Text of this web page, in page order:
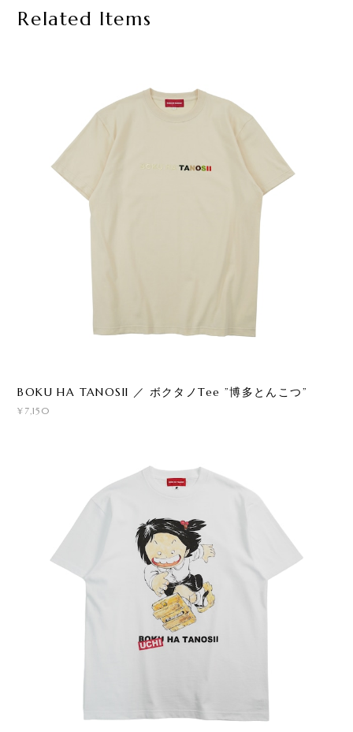
Related Items
BOKU HA TANOSII ／ ボクタノTee ”博多とんこつ”
¥7,150